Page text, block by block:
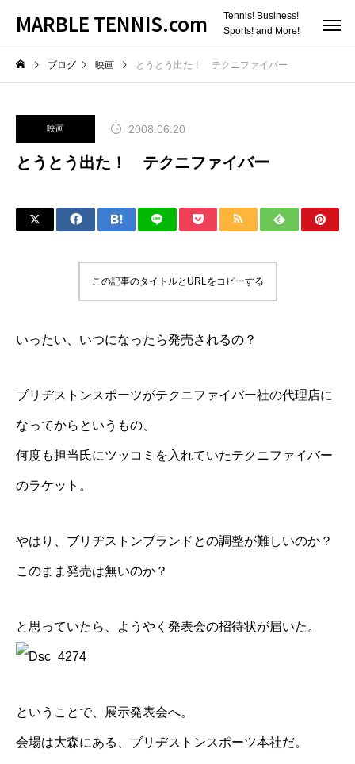
MARBLE TENNIS.com
Tennis! Business!
Sports! and More!
ブログ 映画 とうとう出た！ テクニファイバー
映画 2008.06.20
とうとう出た！ テクニファイバー
この記事のタイトルとURLをコピーする
いったい、いつになったら発売されるの？
ブリヂストンスポーツがテクニファイバー社の代理店に
なってからというもの、
何度も担当氏にツッコミを入れていたテクニファイバー
のラケット。
やはり、ブリヂストンブランドとの調整が難しいのか？
このまま発売は無いのか？
と思っていたら、ようやく発表会の招待状が届いた。
ということで、展示発表会へ。
会場は大森にある、ブリヂストンスポーツ本社だ。